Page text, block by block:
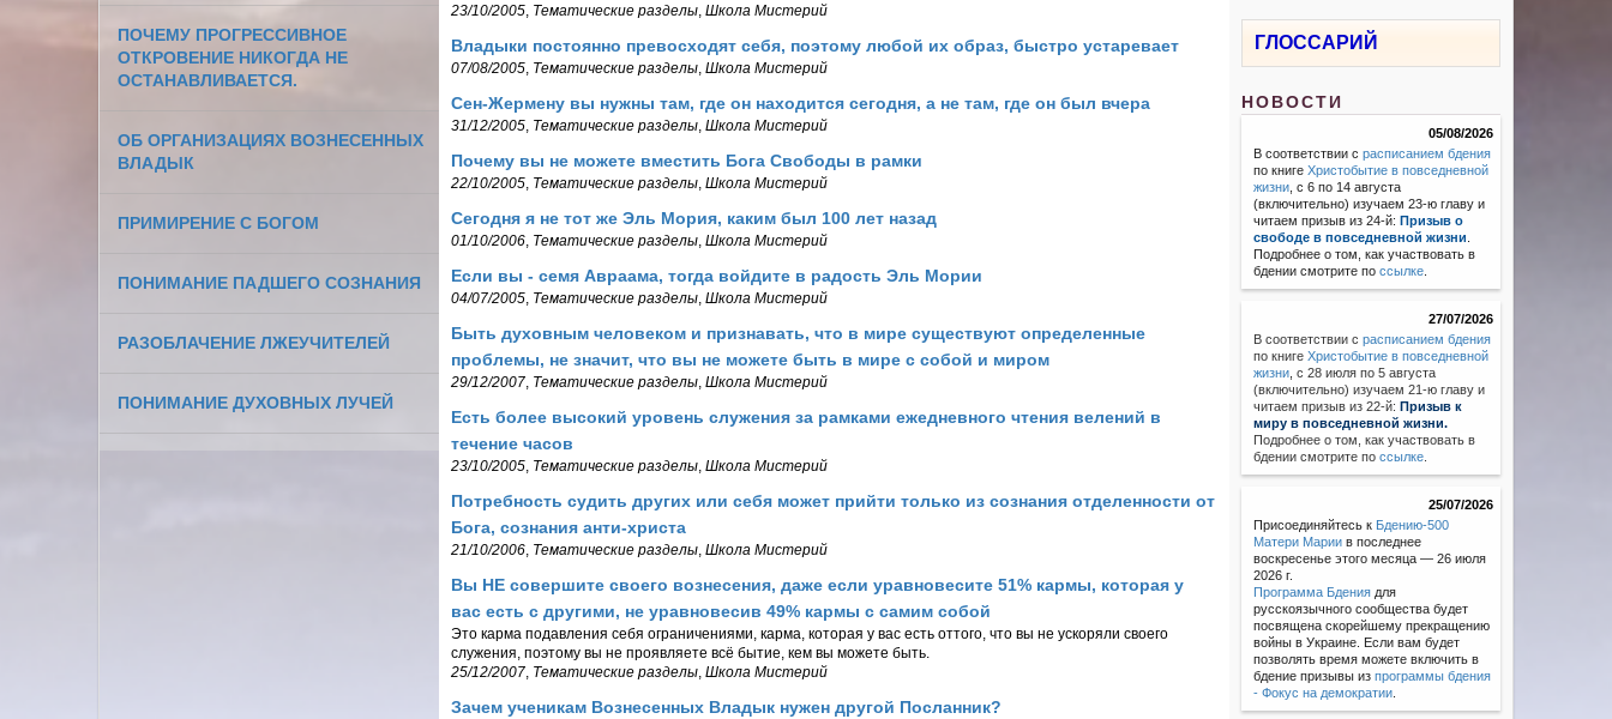
ПОЧЕМУ ПРОГРЕССИВНОЕ
ОТКРОВЕНИЕ НИКОГДА НЕ
ОСТАНАВЛИВАЕТСЯ.
ОБ ОРГАНИЗАЦИЯХ ВОЗНЕСЕННЫХ
ВЛАДЫК
ПРИМИРЕНИЕ С БОГОМ
ПОНИМАНИЕ ПАДШЕГО СОЗНАНИЯ
РАЗОБЛАЧЕНИЕ ЛЖЕУЧИТЕЛЕЙ
ПОНИМАНИЕ ДУХОВНЫХ ЛУЧЕЙ
23/10/2005, Тематические разделы, Школа Мистерий
Владыки постоянно превосходят себя, поэтому любой их образ, быстро устаревает
07/08/2005, Тематические разделы, Школа Мистерий
Сен-Жермену вы нужны там, где он находится сегодня, а не там, где он был вчера
31/12/2005, Тематические разделы, Школа Мистерий
Почему вы не можете вместить Бога Свободы в рамки
22/10/2005, Тематические разделы, Школа Мистерий
Сегодня я не тот же Эль Мория, каким был 100 лет назад
01/10/2006, Тематические разделы, Школа Мистерий
Если вы - семя Авраама, тогда войдите в радость Эль Мории
04/07/2005, Тематические разделы, Школа Мистерий
Быть духовным человеком и признавать, что в мире существуют определенные
проблемы, не значит, что вы не можете быть в мире с собой и миром
29/12/2007, Тематические разделы, Школа Мистерий
Есть более высокий уровень служения за рамками ежедневного чтения велений в
течение часов
23/10/2005, Тематические разделы, Школа Мистерий
Потребность судить других или себя может прийти только из сознания отделенности от
Бога, сознания анти-христа
21/10/2006, Тематические разделы, Школа Мистерий
Вы НЕ совершите своего вознесения, даже если уравновесите 51% кармы, которая у
вас есть с другими, не уравновесив 49% кармы с самим собой
Это карма подавления себя ограничениями, карма, которая у вас есть оттого, что вы не ускоряли своего
служения, поэтому вы не проявляете всё бытие, кем вы можете быть.
25/12/2007, Тематические разделы, Школа Мистерий
Зачем ученикам Вознесенных Владык нужен другой Посланник?
ГЛОССАРИЙ
НОВОСТИ
05/08/2026
В соответствии срасписанием бдения
по книгеХристобытие в повседневной
жизни , с 6 по 14 августа
(включительно) изучаем 23-ю главу и
читаем призыв из 24-й: Призыв о
свободе в повседневной жизни
Подробнее о том, как участвовать в
бдении смотрите поссылке
27/07/2026
В соответствии с расписанием бдения
по книгеХристобытие в повседневной
жизни с 28 июля по 5 августа
(включительно) изучаем 21-ю главу и
читаем призыв из 22-й: Призыв к
миру в повседневной жизни.
Подробнее о том, как участвовать в
бдении смотрите поссылке
25/07/2026
Присоединяйтесь к Бдению-500
Матери Марии в последнее
воскресенье этого месяца — 26 июля
2026 г.
Программа Бдения для
русскоязычного сообщества будет
посвящена скорейшему прекращению
войны в Украине. Если вам будет
позволять время можете включить в
бдение призывы изпрограммы бдения
- Фокус на демократии